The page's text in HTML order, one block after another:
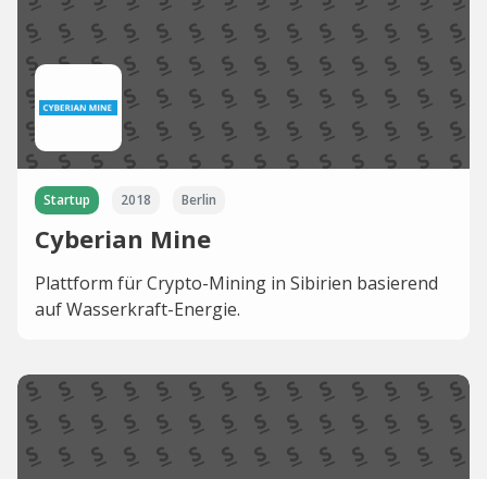
Startup 2018 Berlin
Cyberian Mine
Plattform für Crypto-Mining in Sibirien basierend
auf Wasserkraft-Energie.